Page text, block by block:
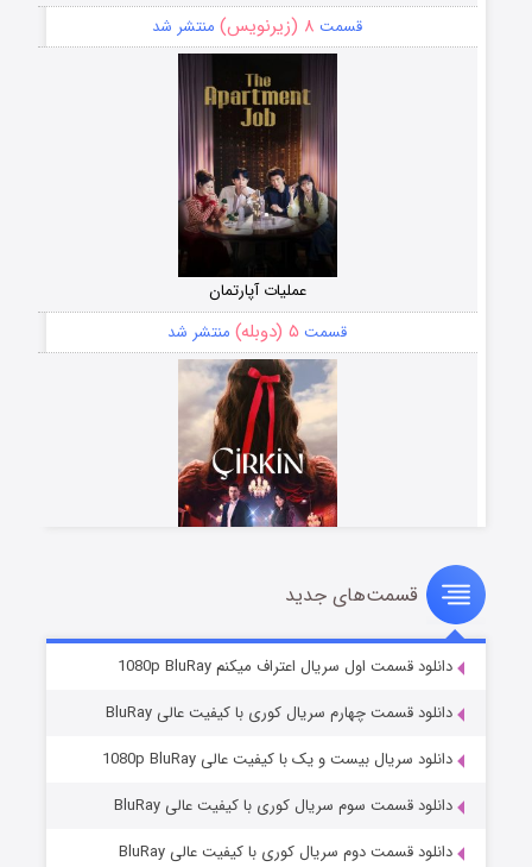
قسمت ۸ (زیرنویس) منتشر شد
عملیات آپارتمان
قسمت ۵ (دوبله) منتشر شد
سریال زشت
قسمت۲ (زیرنویس) منتشر شد
قسمت‌های جدید
دانلود قسمت اول سریال اعتراف میکنم 1080p BluRay
دانلود قسمت چهارم سریال کوری با کیفیت عالی BluRay
دانلود سریال بیست و یک با کیفیت عالی 1080p BluRay
دانلود قسمت سوم سریال کوری با کیفیت عالی BluRay
دانلود قسمت دوم سریال کوری با کیفیت عالی BluRay